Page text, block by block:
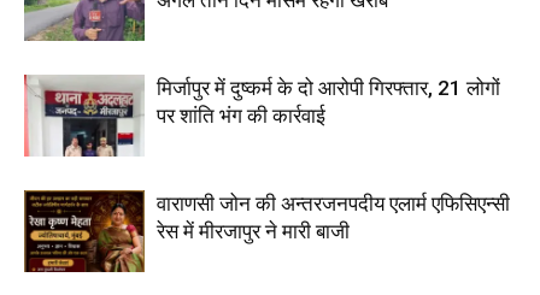
मिर्जापुर में दुष्कर्म के दो आरोपी गिरफ्तार, 21 लोगों
पर शांति भंग की कार्रवाई
वाराणसी जोन की अन्तरजनपदीय एलार्म एफिसिएन्सी
रेस में मीरजापुर ने मारी बाजी